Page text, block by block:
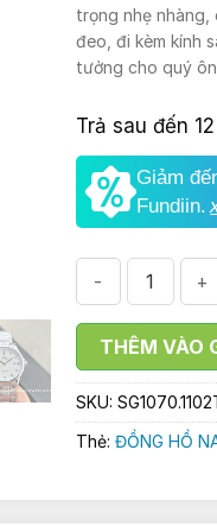
trọng nhẹ
đeo, đi kèm kính
tưởng cho quý
Trả sau đến
Giảm
Fundiin.
THÊM VÀO
SKU:
Thẻ: ĐỒNG HỒ